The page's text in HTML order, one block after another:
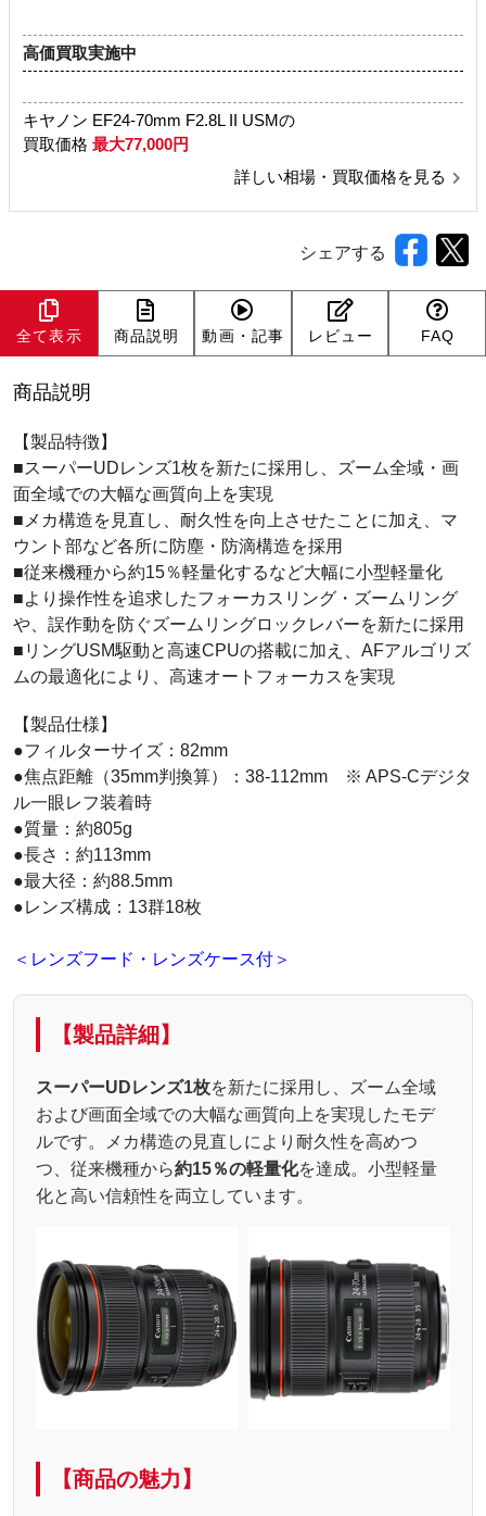
高価買取実施中
キヤノン EF24-70mm F2.8L II USMの
買取価格 最大77,000円
詳しい相場・買取価格を見る
シェアする
全て表示 商品説明 動画・記事 レビュー FAQ
商品説明
【製品特徴】
■スーパーUDレンズ1枚を新たに採用し、ズーム全域・画
面全域での大幅な画質向上を実現
■メカ構造を見直し、耐久性を向上させたことに加え、マ
ウント部など各所に防塵・防滴構造を採用
■従来機種から約15％軽量化するなど大幅に小型軽量化
■より操作性を追求したフォーカスリング・ズームリング
や、誤作動を防ぐズームリングロックレバーを新たに採用
■リングUSM駆動と高速CPUの搭載に加え、AFアルゴリズ
ムの最適化により、高速オートフォーカスを実現
【製品仕様】
●フィルターサイズ：82mm
●焦点距離（35mm判換算）：38-112mm ※ APS-Cデジタ
ル一眼レフ装着時
●質量：約805g
●長さ：約113mm
●最大径：約88.5mm
●レンズ構成：13群18枚
＜レンズフード・レンズケース付＞
【製品詳細】
スーパーUDレンズ1枚を新たに採用し、ズーム全域
および画面全域での大幅な画質向上を実現したモデ
ルです。メカ構造の見直しにより耐久性を高めつ
つ、従来機種から約15％の軽量化を達成。小型軽量
化と高い信頼性を両立しています。
【商品の魅力】